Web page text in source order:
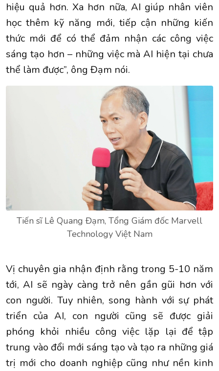
hiệu quả hơn. Xa hơn nữa, AI giúp nhân viên
học thêm kỹ năng mới, tiếp cận những kiến
thức mới để có thể đảm nhận các công việc
sáng tạo hơn – những việc mà AI hiện tại chưa
thể làm được”, ông Đạm nói.
Tiến sĩ Lê Quang Đạm, Tổng Giám đốc Marvell
Technology Việt Nam
Vị chuyên gia nhận định rằng trong 5-10 năm
tới, AI sẽ ngày càng trở nên gần gũi hơn với
con người. Tuy nhiên, song hành với sự phát
triển của AI, con người cũng sẽ được giải
phóng khỏi nhiều công việc lặp lại để tập
trung vào đổi mới sáng tạo và tạo ra những giá
trị mới cho doanh nghiệp cũng như nền kinh